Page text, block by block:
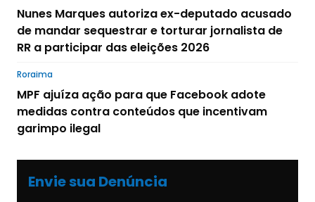
Nunes Marques autoriza ex-deputado acusado
de mandar sequestrar e torturar jornalista de
RR a participar das eleições 2026
Roraima
MPF ajuíza ação para que Facebook adote
medidas contra conteúdos que incentivam
garimpo ilegal
Envie sua Denúncia